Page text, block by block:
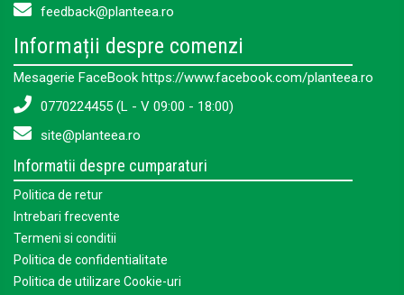
feedback@planteea.ro
Informații despre comenzi
Mesagerie FaceBook https://www.facebook.com/planteea.ro
0770224455 (L - V 09:00 - 18:00)
site@planteea.ro
Informatii despre cumparaturi
Politica de retur
Intrebari frecvente
Termeni si conditii
Politica de confidentialitate
Politica de utilizare Cookie-uri